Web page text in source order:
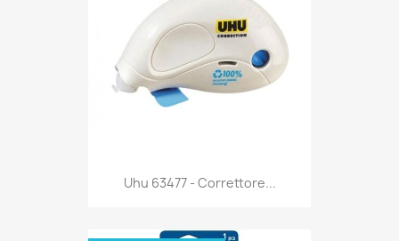
Anteprima
Uhu 63477 - Correttore...